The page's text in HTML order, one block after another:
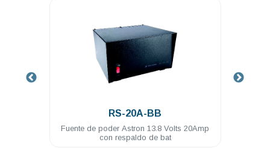
de poder Astron 13.8 Volts 20Amp
con respaldo de bat
Fuente de poder Astron